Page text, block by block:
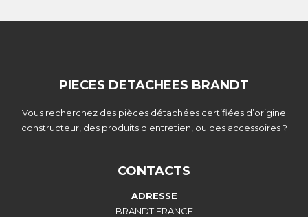
PIECES DETACHEES BRANDT
Vous recherchez des pièces détachées certifiées d’origine
constructeur, des produits d'entretien, ou des accessoires ?
CONTACTS
ADRESSE
BRANDT FRANCE